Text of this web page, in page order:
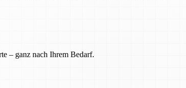
– ganz nach Ihrem Bedarf.